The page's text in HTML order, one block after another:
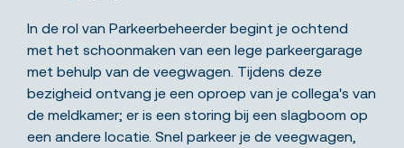
In de rol van Parkeerbeheerder begint je ochtend
met het schoonmaken van een lege parkeergarage
met behulp van de veegwagen. Tijdens deze
bezigheid ontvang je een oproep van je collega's van
de meldkamer; er is een storing bij een slagboom op
een andere locatie. Snel parkeer je de veegwagen,